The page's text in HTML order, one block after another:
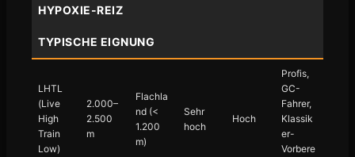
HYPOXIE-REIZ
TYPISCHE EIGNUNG
LHTL
(Live
High
Train
Low)
2.000–
2.500
m
Flachla
nd (<
1.200
m)
Sehr
hoch
Hoch
Profis,
GC-
Fahrer,
Klassik
er-
Vorbere